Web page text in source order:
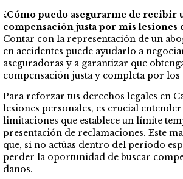
¿Cómo puedo asegurarme de recibir
compensación justa por mis lesiones
Contar con la representación de un
en accidentes puede ayudarlo a
aseguradoras y a garantizar que
compensación justa y completa por los
Para reforzar tus derechos legales en
lesiones personales, es crucial
limitaciones que establece un límite
presentación de reclamaciones. Este
que, si no actúas dentro del período
perder la oportunidad de buscar
daños.